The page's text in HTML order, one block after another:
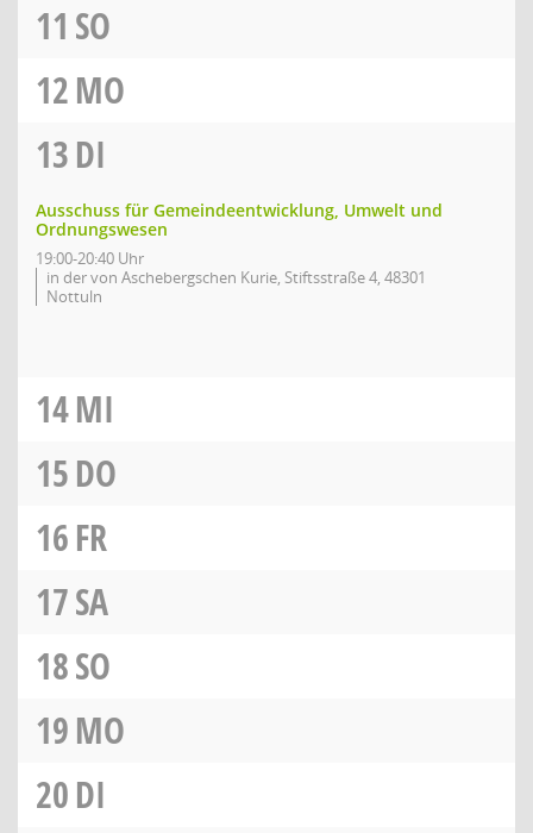
11 SO
12MO
13DI
Ausschuss für Gemeindeentwicklung, Umwelt und
Ordnungswesen
19:00-20:40 Uhr
in der von Aschebergschen Kurie, Stiftsstraße 4, 48301
Nottuln
14MI
15DO
16FR
17SA
18SO
19MO
20DI